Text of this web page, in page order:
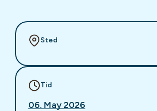
Sted
Tid
06. May 2026